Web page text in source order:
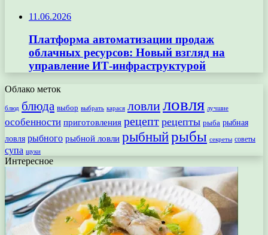
11.06.2026
Платформа автоматизации продаж
облачных ресурсов: Новый взгляд на
управление ИТ-инфраструктурой
Облако меток
блюд блюда выбор выбрать карася ловлиловля лучшие
особенности приготовления рецепт рецепты рыба рыбная
ловля рыбного рыбной ловли рыбныйрыбы секреты советы
супа щуки
Интересное